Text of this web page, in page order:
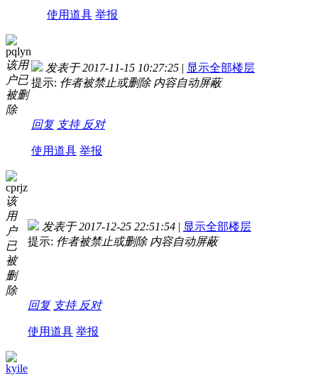
使用道具 举报
pqlyn
该用
户已
被删
除
发表于 2017-11-15 10:27:25 | 显示全部楼层
提示: 作者被禁止或删除 内容自动屏蔽
回复 支持 反对
使用道具 举报
cprjz
该
用
户
已
被
删
除
发表于 2017-12-25 22:51:54 | 显示全部楼层
提示: 作者被禁止或删除 内容自动屏蔽
回复 支持 反对
使用道具 举报
kyile